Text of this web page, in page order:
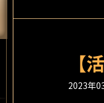
【
2023年